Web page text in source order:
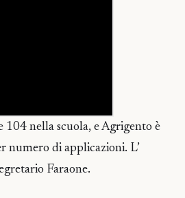
104 nella scuola, e Agrigento è
numero di applicazioni. L’
Faraone.